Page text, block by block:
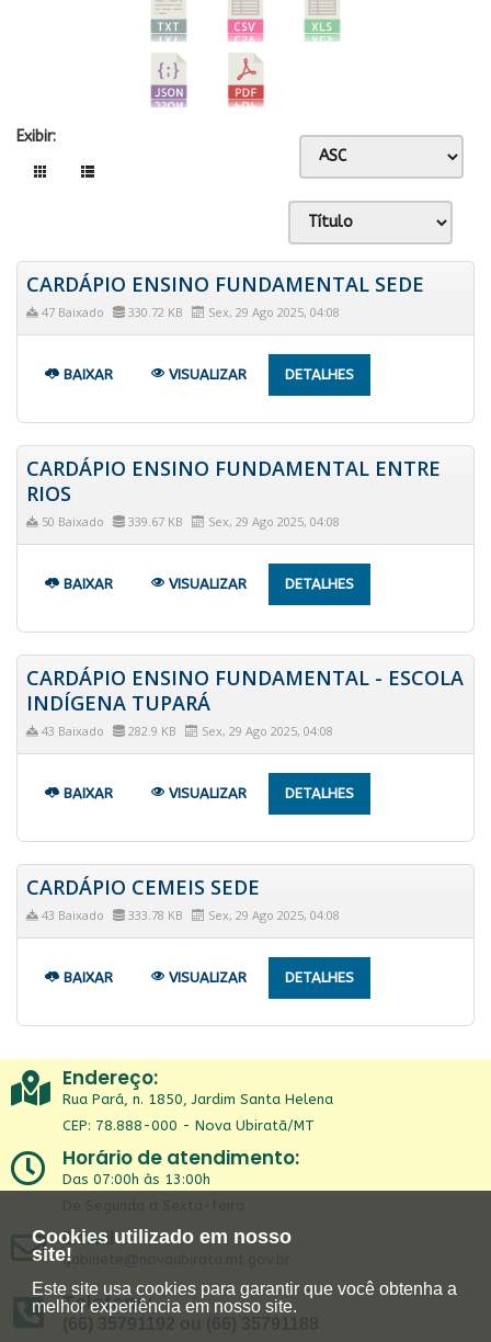
Cookies utilizado em nosso
site!
Este site usa cookies para garantir que você obtenha a
melhor experiência em nosso site.
Exibir:
CARDÁPIO ENSINO FUNDAMENTAL SEDE
47 Baixado 330.72 KB Sex, 29 Ago 2025, 04:08
BAIXAR VISUALIZAR DETALHES
CARDÁPIO ENSINO FUNDAMENTAL ENTRE
RIOS
50 Baixado 339.67 KB Sex, 29 Ago 2025, 04:08
BAIXAR VISUALIZAR DETALHES
CARDÁPIO ENSINO FUNDAMENTAL - ESCOLA
INDÍGENA TUPARÁ
43 Baixado 282.9 KB Sex, 29 Ago 2025, 04:08
BAIXAR VISUALIZAR DETALHES
CARDÁPIO CEMEIS SEDE
43 Baixado 333.78 KB Sex, 29 Ago 2025, 04:08
BAIXAR VISUALIZAR DETALHES
Endereço:
Rua Pará, n. 1850, Jardim Santa Helena
CEP: 78.888-000 - Nova Ubiratã/MT
Horário de atendimento:
Das 07:00h às 13:00h
De Segunda a Sexta-feira
Email:
gabinete@novaubirata.mt.gov.br
Telefone:
(66) 35791192 ou (66) 35791188